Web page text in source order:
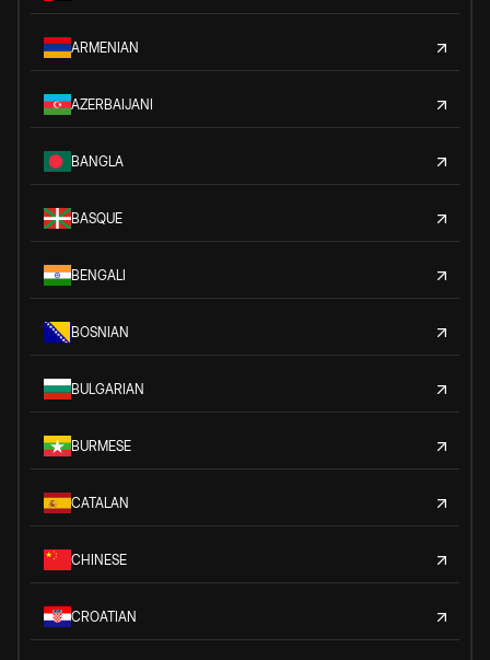
ARMENIAN
AZERBAIJANI
BANGLA
BASQUE
BENGALI
BOSNIAN
BULGARIAN
BURMESE
CATALAN
CHINESE
CROATIAN